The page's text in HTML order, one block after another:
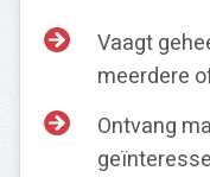
Vaagt
meerdere
Ontvang